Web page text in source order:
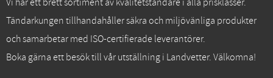
Vi har ett brett sortiment av kvalitetständare i alla prisklasser.
Tändarkungen tillhandahåller säkra och miljövänliga produkter
och samarbetar med ISO-certifierade leverantörer.
Boka gärna ett besök till vår utställning i Landvetter. Välkomna!